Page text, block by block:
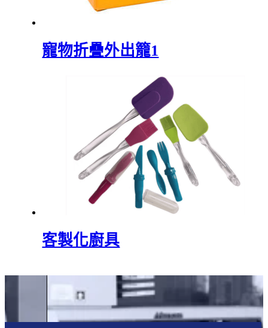
寵物折疊外出籠1
客製化廚具